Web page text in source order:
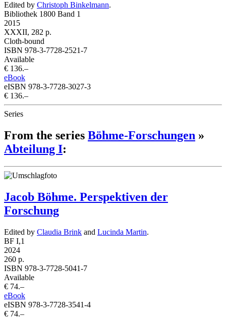
Edited by Christoph Binkelmann.
Bibliothek 1800 Band 1
2015
XXXII, 282 p.
Cloth-bound
ISBN 978-3-7728-2521-7
Available
€ 136.–
eBook
eISBN 978-3-7728-3027-3
€ 136.–
Series
From the series Böhme-Forschungen »
Abteilung I:
Jacob Böhme. Perspektiven der
Forschung
Edited by Claudia Brink and Lucinda Martin.
BF I,1
2024
260 p.
ISBN 978-3-7728-5041-7
Available
€ 74.–
eBook
eISBN 978-3-7728-3541-4
€ 74.–